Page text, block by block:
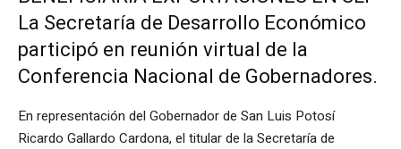
La Secretaría de Desarrollo Económico
participó en reunión virtual de la
Conferencia Nacional de Gobernadores.
En representación del Gobernador de San Luis Potosí
Ricardo Gallardo Cardona, el titular de la Secretaría de